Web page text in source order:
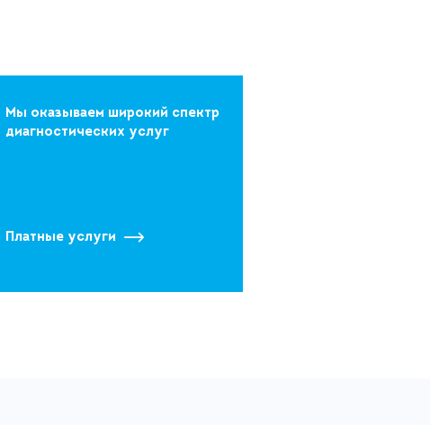
Мы оказываем широкий спектр
диагностических услуг
Платные услуги